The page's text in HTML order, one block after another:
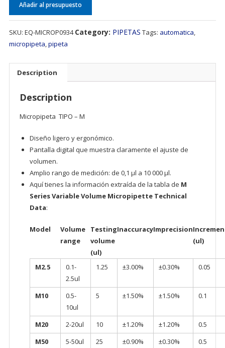
Añadir al presupuesto
SKU: EQ-MICROP0934 Category: PIPETAS Tags: automatica,
micropipeta,pipeta
Description
Description
Micropipeta TIPO – M
Diseño ligero y ergonómico.
Pantalla digital que muestra claramente el ajuste de
volumen.
Amplio rango de medición: de 0,1 µl a 10 000 µl.
Aquí tienes la información extraída de la tabla de M
Series Variable Volume Micropipette Technical
Data:
Model
Volume
range
Testing
volume
(ul)
InaccuracyImprecision
(ul)
M2.5
0.1-
2.5ul
1.25 ±3.00% ±0.30% 0.05
M10
0.5-
10ul
5 ±1.50% ±1.50% 0.1
M20 2-20ul 10 ±1.20% ±1.20%
0.5
M50
5-50ul 25 ±0.90% ±0.30%
0.5